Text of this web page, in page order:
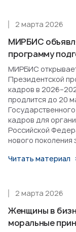
МИРБИС
программу
2 марта 2026
МИРБИС
Президентской
кадров в
продлится до 20
кадров для
Российской
нового поколения
Читать материал
Женщины в
моральные
2 марта 2026